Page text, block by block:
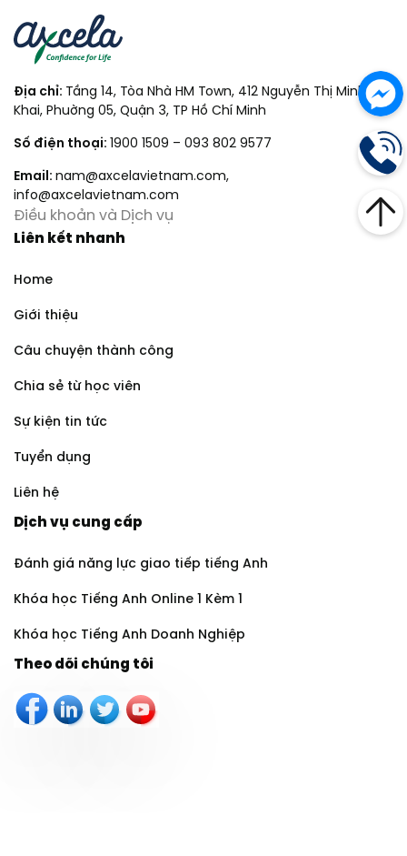
Địa chỉ: Tầng 14, Tòa Nhà HM Town, 412 Nguyễn Thị Minh
Khai, Phuờng 05, Quận 3, TP Hồ Chí Minh
Số điện thoại: 1900 1509 – 093 802 9577
Email: nam@axcelavietnam.com,
info@axcelavietnam.com
Điều khoản và Dịch vụ
Liên kết nhanh
Home
Giới thiệu
Câu chuyện thành công
Chia sẻ từ học viên
Sự kiện tin tức
Tuyển dụng
Liên hệ
Dịch vụ cung cấp
Đánh giá năng lực giao tiếp tiếng Anh
Khóa học Tiếng Anh Online 1 Kèm 1
Khóa học Tiếng Anh Doanh Nghiệp
Theo dõi chúng tôi